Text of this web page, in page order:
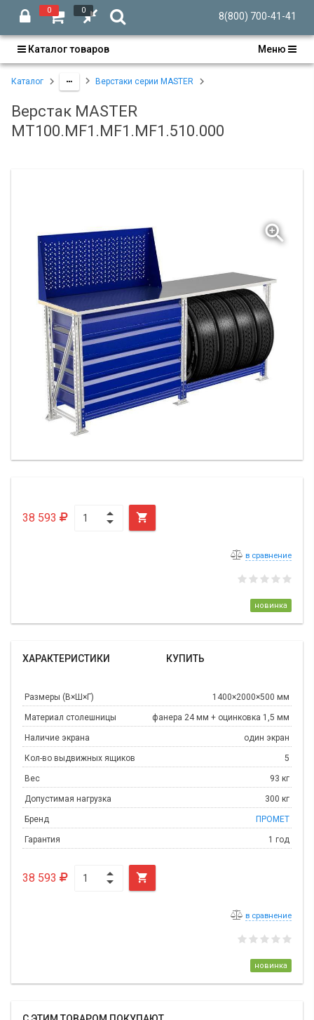
0 0
8(800) 700-41-41
Каталог товаров Меню
Каталог Верстаки серии MASTER
Верстак MASTER
MT100.MF1.MF1.MF1.510.000
38 593 
в сравнение
новинка
ХАРАКТЕРИСТИКИ КУПИТЬ
Размеры (В×Ш×Г) 1400×2000×500 мм
Материал столешницы фанера 24 мм + оцинковка 1,5 мм
Наличие экрана один экран
Кол-во выдвижных ящиков 5
Вес 93 кг
Допустимая нагрузка 300 кг
Бренд ПРОМЕТ
Гарантия 1 год
38 593 
в сравнение
новинка